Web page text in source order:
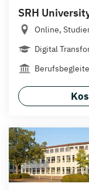
SRH
Online,
Digital